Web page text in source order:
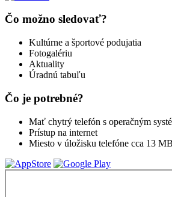
Čo možno sledovať?
Kultúrne a športové podujatia
Fotogalériu
Aktuality
Úradnú tabuľu
Čo je potrebné?
Mať chytrý telefón s operačným
Prístup na internet
Miesto v úložisku telefóne cca 13 MB